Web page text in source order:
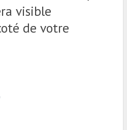
visible
de votre